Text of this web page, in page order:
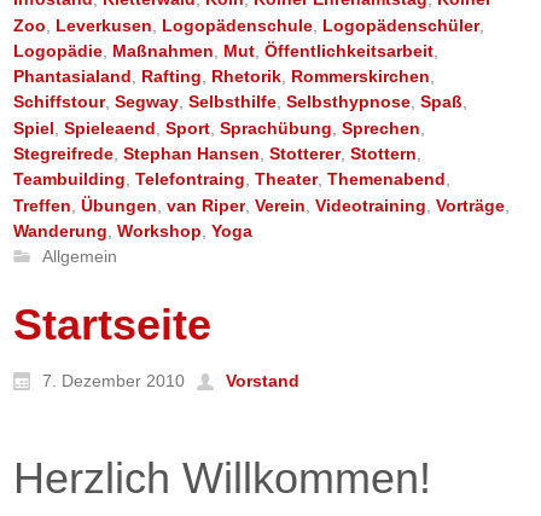
Zoo
Leverkusen Logopädenschule Logopädenschüler,
Logopädie Maßnahmen Mut Öffentlichkeitsarbeit
Phantasialand, Rafting, Rhetorik, Rommerskirchen,
Schiffstour, Segway, Selbsthilfe, Selbsthypnose, Spaß,
Spiel Spieleaend Sport Sprachübung Sprechen
Stegreifrede, Stephan Hansen, Stotterer, Stottern,
Teambuilding, Telefontraing, Theater, Themenabend ,
Treffen Übungen van Riper, Verein Videotraining Vorträge
Wanderung, Workshop, Yoga
Allgemein
Startseite
7. Dezember 2010 Vorstand
Herzlich Willkommen!